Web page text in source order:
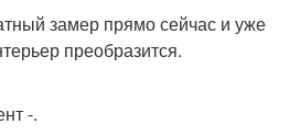
замер прямо сейчас и уже
преобразится.
-.